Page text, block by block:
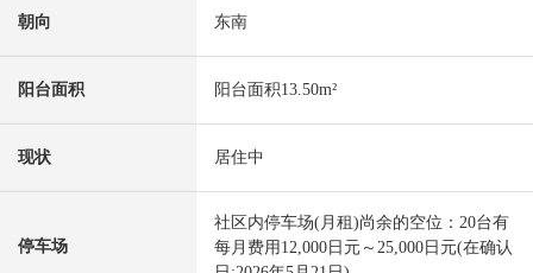
朝向 东南
阳台面积 阳台面积13.50m²
现状 居住中
停车场
社区内停车场(月租)尚余的空位：20台有
每月费用12,000日元～25,000日元(在确认